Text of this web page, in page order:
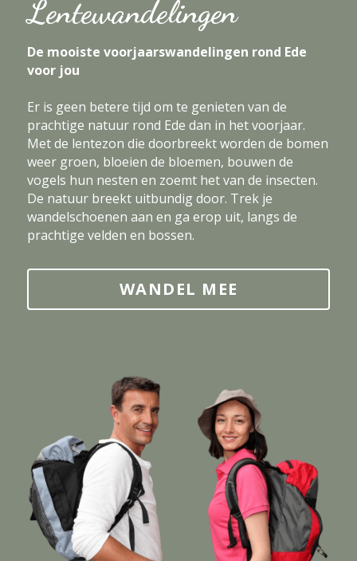
Lentewandelingen
De mooiste voorjaarswandelingen rond Ede
voor jou
Er is geen betere tijd om te genieten van de
prachtige natuur rond Ede dan in het voorjaar.
Met de lentezon die doorbreekt worden de bomen
weer groen, bloeien de bloemen, bouwen de
vogels hun nesten en zoemt het van de insecten.
De natuur breekt uitbundig door. Trek je
wandelschoenen aan en ga erop uit, langs de
prachtige velden en bossen.
WANDEL MEE